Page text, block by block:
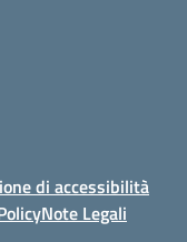
di accessibilità
Note Legali